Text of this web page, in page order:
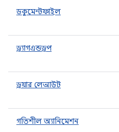
ডকুমেন্টফাইল
ড্র্যাগএন্ডড্রপ
ড্রয়ার লেআউট
গতিশীল অ্যানিমেশন